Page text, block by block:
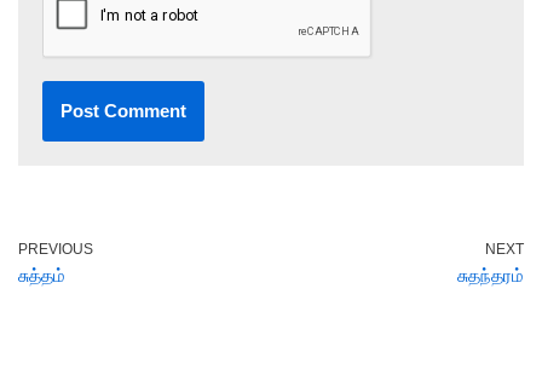
PREVIOUS
சுத்தம்
NEXT
சுதந்தரம்